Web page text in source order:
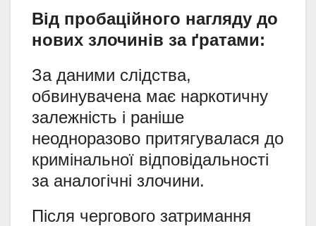
Від пробаційного нагляду до
нових злочинів за ґратами:
За даними слідства,
обвинувачена має наркотичну
залежність і раніше
неодноразово притягувалася до
кримінальної відповідальності
за аналогічні злочини.
Після чергового затримання